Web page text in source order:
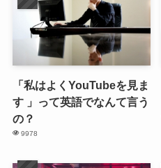
「私はよくYouTubeを見ま
す 」って英語でなんて言う
の？
9978